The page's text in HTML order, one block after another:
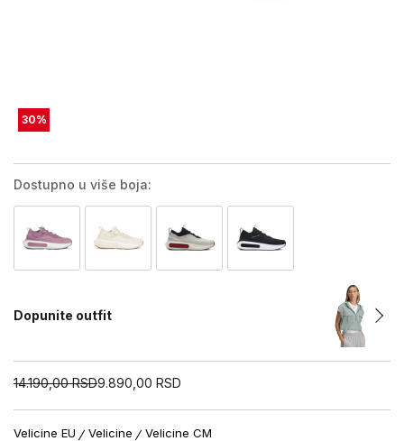
30%
Dostupno u više boja:
Dopunite outfit
14.190,00 RSD9.890,00 RSD
Velicine EU Velicine Velicine CM